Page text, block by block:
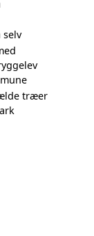
selv
træer